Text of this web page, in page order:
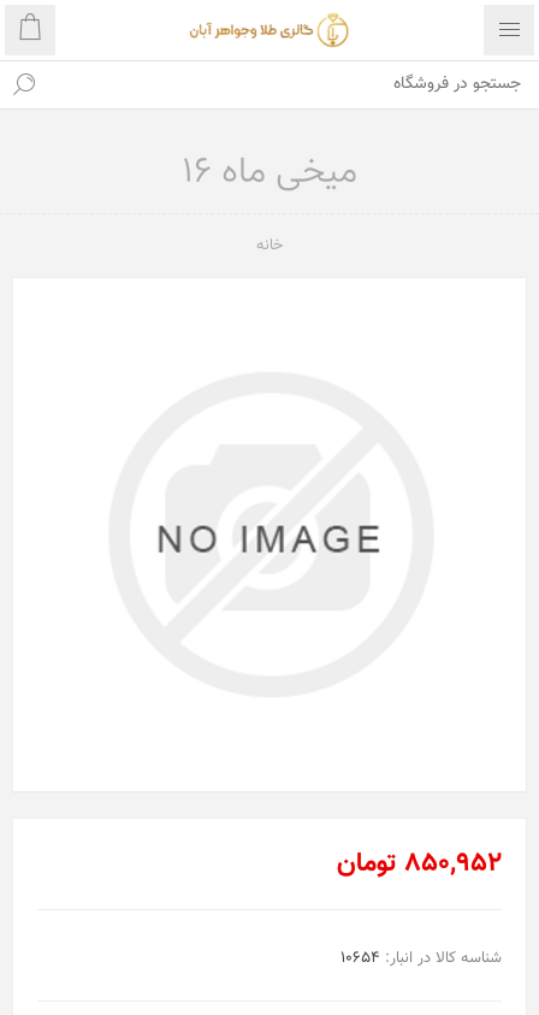
میخی ماه 16
خانه
850,952 تومان
شناسه کالا در انبار: 10654